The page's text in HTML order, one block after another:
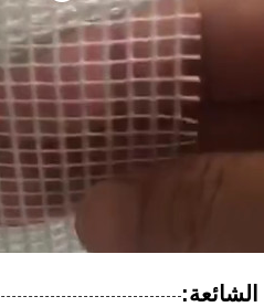
الشائعة: